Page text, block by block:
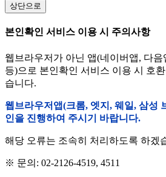
상단으로
본인확인 서비스 이용 시 주의사항
웹브라우저가 아닌 앱(네이버앱, 다
등)으로 본인확인 서비스 이용 시 호
습니다.
웹브라우저앱(크롬, 엣지, 웨일, 삼성
인을 진행하여 주시기 바랍니다.
해당 오류는 조속히 처리하도록 하겠
※ 문의: 02-2126-4519, 4511